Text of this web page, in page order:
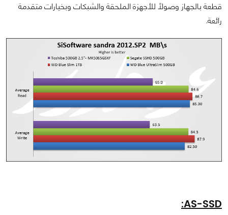
قطعة بالجهاز وصولاً للأجهزة الملحقة والشبكات وبخيارات متقدمة
رائعة.
AS-SSD: